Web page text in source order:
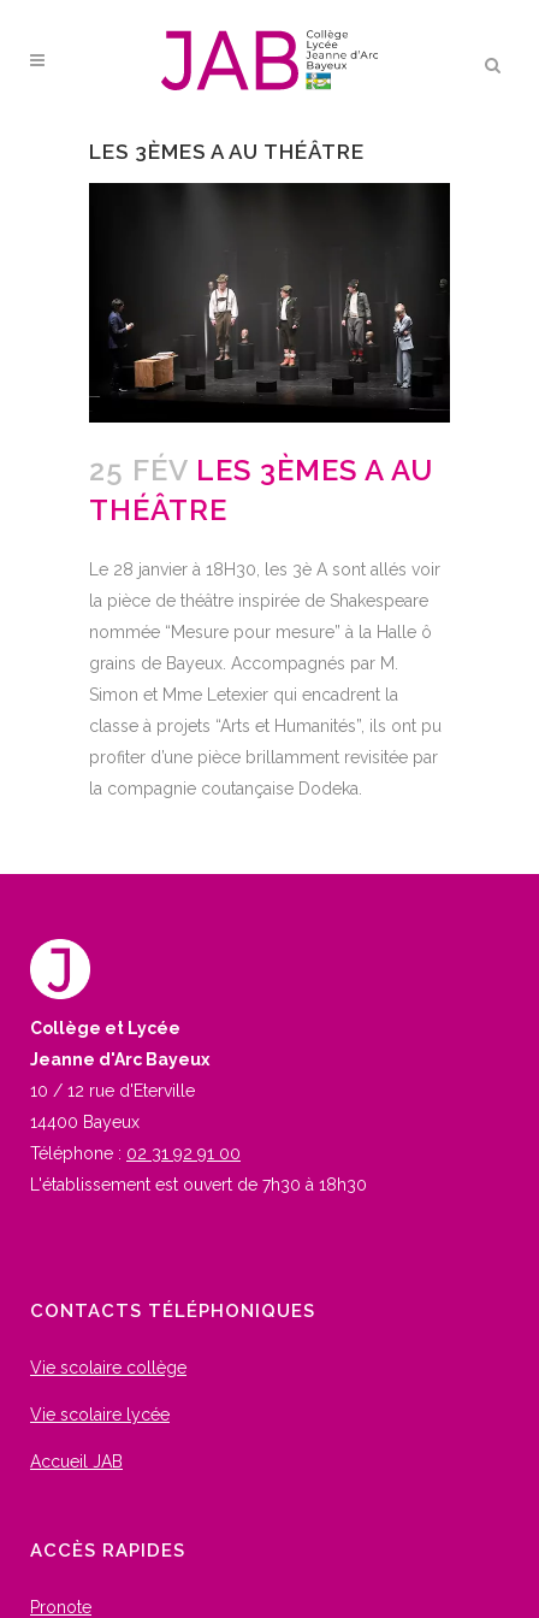
LES 3ÈMES A AU THÉÂTRE
25 FÉV LES 3ÈMES A AU
THÉÂTRE
Le 28 janvier à 18H30, les 3è A sont allés voir
la pièce de théâtre inspirée de Shakespeare
nommée “Mesure pour mesure” à la Halle ô
grains de Bayeux. Accompagnés par M.
Simon et Mme Letexier qui encadrent la
classe à projets “Arts et Humanités”, ils ont pu
profiter d’une pièce brillamment revisitée par
la compagnie coutançaise Dodeka.
Collège et Lycée
Jeanne d'Arc Bayeux
10 / 12 rue d'Eterville
14400 Bayeux
Téléphone : 02 31 92 91 00
L'établissement est ouvert de 7h30 à 18h30
CONTACTS TÉLÉPHONIQUES
Vie scolaire collège
Vie scolaire lycée
Accueil JAB
ACCÈS RAPIDES
Pronote